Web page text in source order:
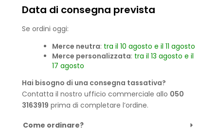
Data di consegna prevista
Se ordini oggi:
Merce neutra: tra il 10 agosto e il 11 agosto
Merce personalizzata: tra il 13 agosto e il
17 agosto
Hai bisogno di una consegna tassativa?
Contatta il nostro ufficio commerciale allo 050
3163919 prima di completare l’ordine.
Come ordinare?